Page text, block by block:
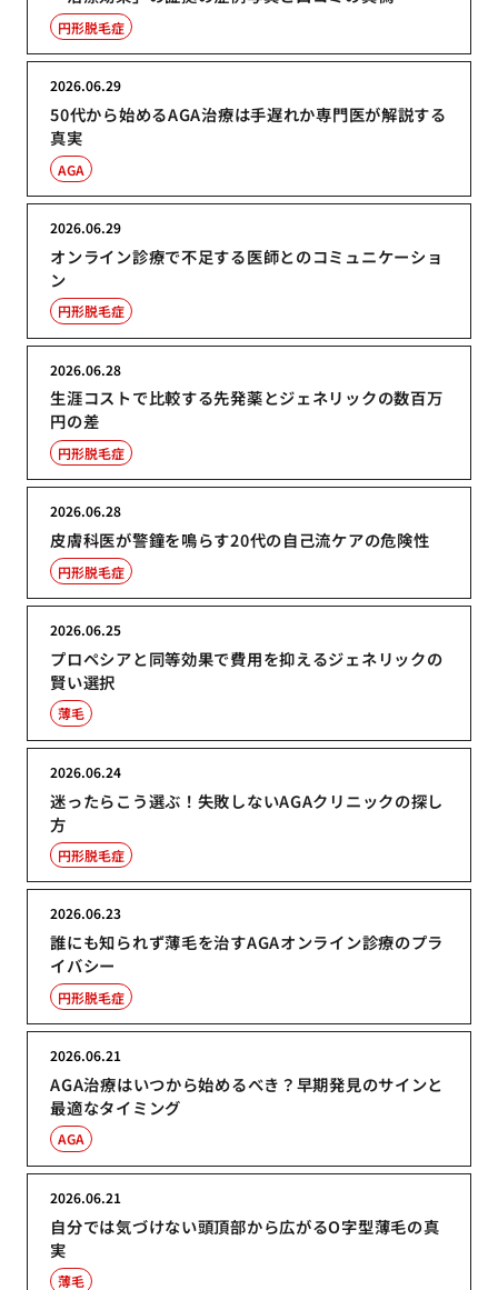
円形脱毛症
50代から始めるAGA治療は手遅れか専門医が解説する
真実
2026.06.29
AGA
オンライン診療で不足する医師とのコミュニケーショ
ン
2026.06.29
円形脱毛症
生涯コストで比較する先発薬とジェネリックの数百万
円の差
2026.06.28
円形脱毛症
皮膚科医が警鐘を鳴らす20代の自己流ケアの危険性
2026.06.28
円形脱毛症
プロペシアと同等効果で費用を抑えるジェネリックの
賢い選択
2026.06.25
薄毛
迷ったらこう選ぶ！失敗しないAGAクリニックの探し
方
2026.06.24
円形脱毛症
誰にも知られず薄毛を治すAGAオンライン診療のプラ
イバシー
2026.06.23
円形脱毛症
AGA治療はいつから始めるべき？早期発見のサインと
最適なタイミング
2026.06.21
AGA
自分では気づけない頭頂部から広がるO字型薄毛の真
実
2026.06.21
薄毛